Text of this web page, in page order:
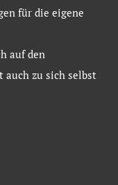
für die eigene
auf den
auch zu sich selbst